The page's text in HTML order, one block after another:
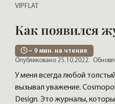
VIPFLAT
Как появился
~ 9 мин. на чтение
Опубликовано 25.10.2022.
У меня всегда любой
вызывал уважение.
Design. Это журналы,